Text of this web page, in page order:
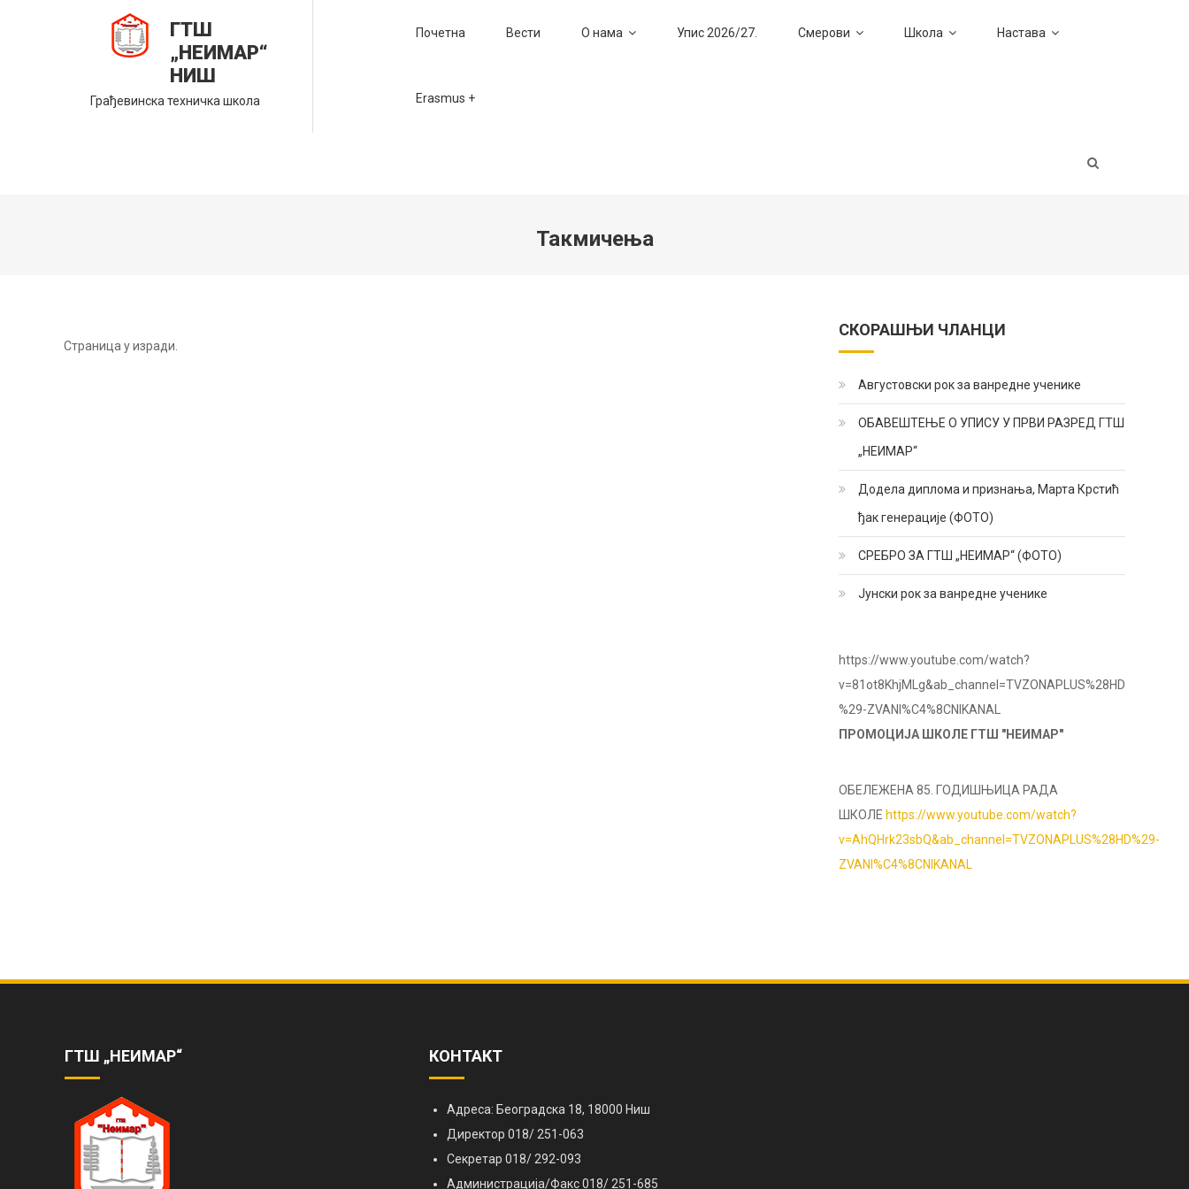
ГТШ
„НЕИМАР“
НИШ
Грађевинска техничка школа
Почетна Вести О нама Упис 2026/27. Смерови Школа Настава
Erasmus +
Такмичења
Страница у изради.
СКОРАШЊИ ЧЛАНЦИ
Августовски рок за ванредне ученике
ОБАВЕШТЕЊЕ О УПИСУ У ПРВИ РАЗРЕД ГТШ
„НЕИМАР“
Додела диплома и признања, Марта Крстић
ђак генерације (ФОТО)
СРЕБРО ЗА ГТШ „НЕИМАР“ (ФОТО)
Јунски рок за ванредне ученике
https://www.youtube.com/watch?
v=81ot8KhjMLg&ab_channel=TVZONAPLUS%28HD
%29-ZVANI%C4%8CNIKANAL
ПРОМОЦИЈА ШКОЛЕ ГТШ "НЕИМАР"
ОБЕЛЕЖЕНА 85. ГОДИШЊИЦА РАДА
ШКОЛЕ https://www.youtube.com/watch?
v=AhQHrk23sbQ&ab_channel=TVZONAPLUS%28HD%29-
ZVANI%C4%8CNIKANAL
ГТШ „НЕИМАР“ КОНТАКТ
Адреса: Београдска 18, 18000 Ниш
Директор 018/ 251-063
Секретар 018/ 292-093
Администрација/Факс 018/ 251-685